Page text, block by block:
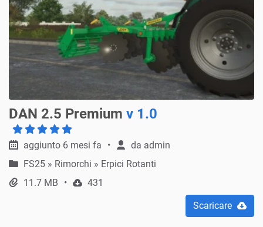
DAN 2.5 Premium v 1.0
aggiunto 6 mesi fa da admin
FS25 » Rimorchi » Erpici Rotanti
11.7 MB
431
Scaricare